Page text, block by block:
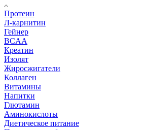
Протеин
Л-карнитин
Гейнер
BCAA
Креатин
Изолят
Жиросжигатели
Коллаген
Витамины
Напитки
Глютамин
Аминокислоты
Диетическое питание